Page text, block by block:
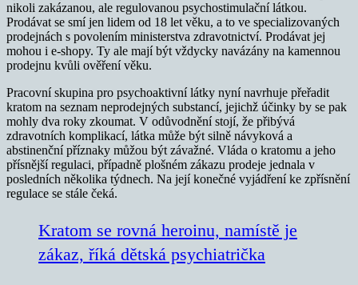
nikoli zakázanou, ale regulovanou psychostimulační látkou.
Prodávat se smí jen lidem od 18 let věku, a to ve specializovaných
prodejnách s povolením ministerstva zdravotnictví. Prodávat jej
mohou i e-shopy. Ty ale mají být vždycky navázány na kamennou
prodejnu kvůli ověření věku.
Pracovní skupina pro psychoaktivní látky nyní navrhuje přeřadit
kratom na seznam neprodejných substancí, jejichž účinky by se pak
mohly dva roky zkoumat. V odůvodnění stojí, že přibývá
zdravotních komplikací, látka může být silně návyková a
abstinenční příznaky můžou být závažné. Vláda o kratomu a jeho
přísnější regulaci, případně plošném zákazu prodeje jednala v
posledních několika týdnech. Na její konečné vyjádření ke zpřísnění
regulace se stále čeká.
Kratom se rovná heroinu, namístě je
zákaz, říká dětská psychiatrička